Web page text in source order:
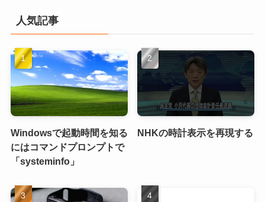
人気記事
Windowsで起動時間を知る
にはコマンドプロンプトで
「systeminfo」
NHKの時計表示を再現する